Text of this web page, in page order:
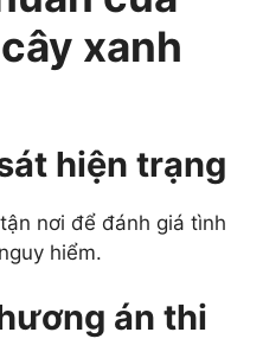
xanh
hiện trạng
nơi để đánh giá tình
hiểm.
án thi